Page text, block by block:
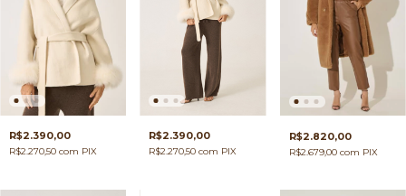
R$2.390,00
R$2.270,50 com PIX
R$2.390,00
R$2.270,50com PIX
R$2.820,00
R$2.679,00 com PIX